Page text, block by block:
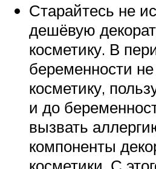
Старайтесь не
дешёвую
косметику. В
беременности
косметику,
и до
вызвать
компоненты